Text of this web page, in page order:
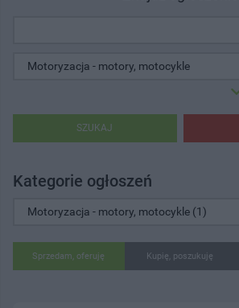
SZUKAJ
Kategorie ogłoszeń
Sprzedam, oferuję Kupię, poszukuję